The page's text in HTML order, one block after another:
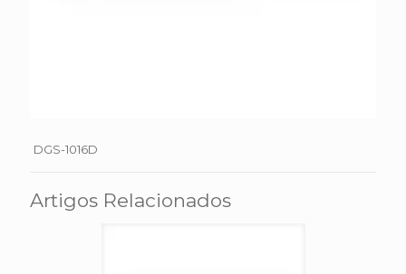
DGS-1016D
Artigos Relacionados